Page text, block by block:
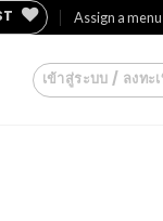
Assign a
เข้าสู่ระบบ / ลงทะ